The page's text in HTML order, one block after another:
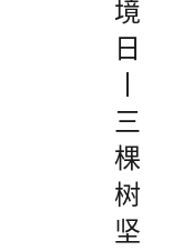
境
日
三
棵
树
坚